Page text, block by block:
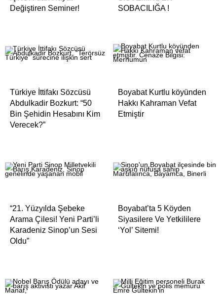
Değiştiren Seminer!
SOBACILIĞA !
Türkiye İttifakı Sözcüsü
Abdulkadir Bozkurt: “50
Bin Şehidin Hesabını Kim
Verecek?”
Boyabat Kurtlu köyünden
Hakkı Kahraman Vefat
Etmiştir
“21. Yüzyılda Şebeke
Arama Çilesi! Yeni Parti’li
Karadeniz Sinop’un Sesi
Oldu”
Boyabat’ta 5 Köyden
Siyasilere Ve Yetkililere
‘Yol’ Sitemi!
Adana
Ağrı
Aksaray
Antalya
Aydın
Bayburt